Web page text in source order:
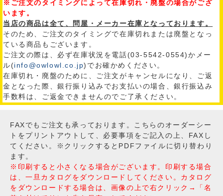
※ご注文のタイミングによって在庫切れ・廃盤の場合がござ
います。
当店の商品は全て、問屋・メーカー在庫となっております。
そのため、ご注文のタイミングで在庫切れまたは廃盤となっ
ている商品もございます。
ご注文の際は、必ず在庫状況を電話(03-5542-0554)かメー
ル(info@owlowl.co.jp)でお確かめください。
在庫切れ・廃盤のために、ご注文がキャンセルになり、ご返
金となった際、銀行振り込みでお支払いの場合、銀行振込み
手数料は、ご返金できませんのでご了承ください。
FAXでもご注文も承っております。こちらのオーダーシー
トをプリントアウトして、必要事項をご記入の上、FAXし
てください。※クリックするとPDFファイルに切り替わり
ます。
※印刷すると小さくなる場合がございます。印刷する場合
は、一旦カタログをダウンロードしてください。カタログ
をダウンロードする場合は、画像の上で右クリック→「名